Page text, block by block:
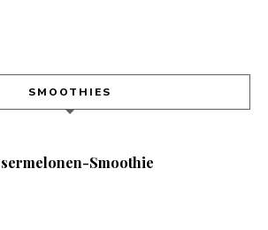
SMOOTHIES
Smoothie